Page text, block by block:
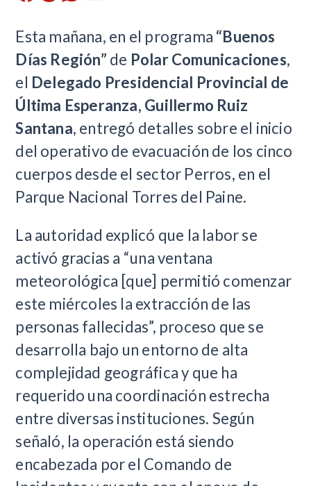
Esta mañana, en el programa “Buenos
Días Región” de Polar Comunicaciones,
el Delegado Presidencial Provincial de
Última Esperanza, Guillermo Ruiz
Santana, entregó detalles sobre el inicio
del operativo de evacuación de los cinco
cuerpos desde el sector Perros, en el
Parque Nacional Torres del Paine.
La autoridad explicó que la labor se
activó gracias a “una ventana
meteorológica [que] permitió comenzar
este miércoles la extracción de las
personas fallecidas”, proceso que se
desarrolla bajo un entorno de alta
complejidad geográfica y que ha
requerido una coordinación estrecha
entre diversas instituciones. Según
señaló, la operación está siendo
encabezada por el Comando de